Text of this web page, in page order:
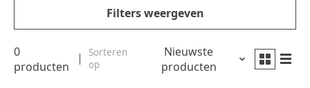
Filters weergeven
0
producten
Sorteren
op
Nieuwste
producten